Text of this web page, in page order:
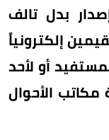
بدل تالف
إلكترونياً
أو لأحد
مكاتب الأحوال